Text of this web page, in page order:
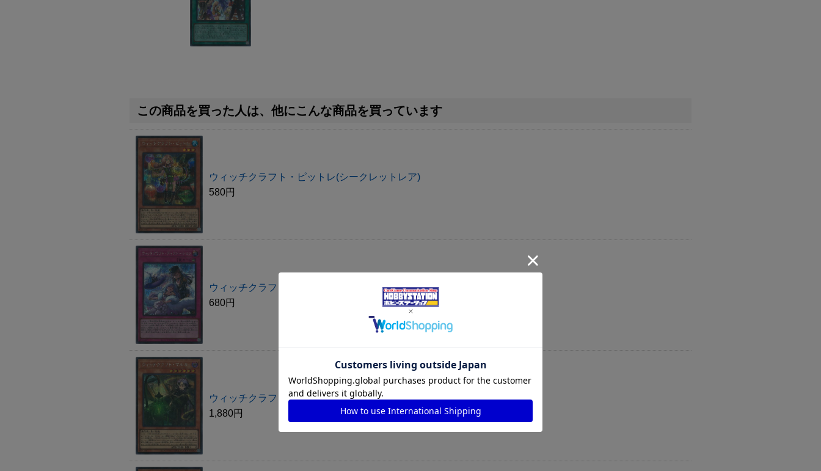
この商品を買った人は、他にこんな商品を買っています
ウィッチクラフト・ピットレ(シークレットレア)
580円
ウィッチクラフト・ディストーション(シークレットレア)
680円
ウィッチクラフト・マルカ(シークレットレア)
1,880円